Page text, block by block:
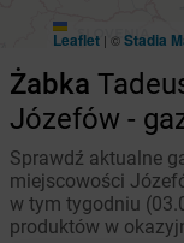
Leaflet | ©Stadia
Żabka
Józefów -
Sprawdź aktualne
miejscowości
w tym tygodniu
produktów w